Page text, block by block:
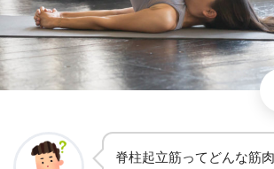
脊柱起立筋ってどんな筋